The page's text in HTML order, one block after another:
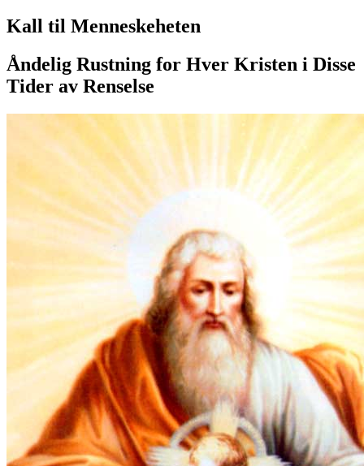
Kall til Menneskeheten
Åndelig Rustning for Hver Kristen i Disse
Tider av Renselse